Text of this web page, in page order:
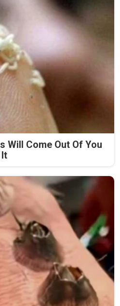
Will Come Out Of You